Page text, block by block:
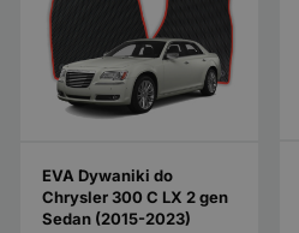
EVA Dywaniki do
Chrysler 300 C LX 2 gen
Sedan (2015-2023)